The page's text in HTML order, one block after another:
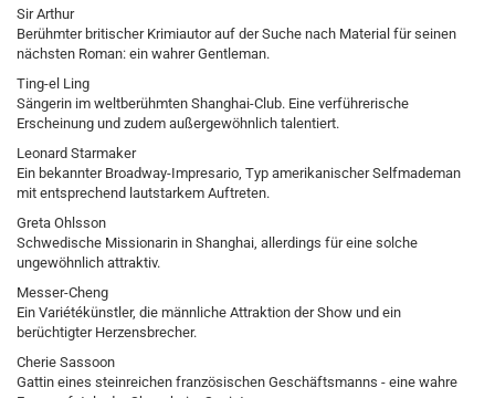
Sir Arthur
Berühmter britischer Krimiautor auf der Suche nach Material für seinen
nächsten Roman: ein wahrer Gentleman.
Ting-el Ling
Sängerin im weltberühmten Shanghai-Club. Eine verführerische
Erscheinung und zudem außergewöhnlich talentiert.
Leonard Starmaker
Ein bekannter Broadway-Impresario, Typ amerikanischer Selfmademan
mit entsprechend lautstarkem Auftreten.
Greta Ohlsson
Schwedische Missionarin in Shanghai, allerdings für eine solche
ungewöhnlich attraktiv.
Messer-Cheng
Ein Variétékünstler, die männliche Attraktion der Show und ein
berüchtigter Herzensbrecher.
Cherie Sassoon
Gattin eines steinreichen französischen Geschäftsmanns - eine wahre